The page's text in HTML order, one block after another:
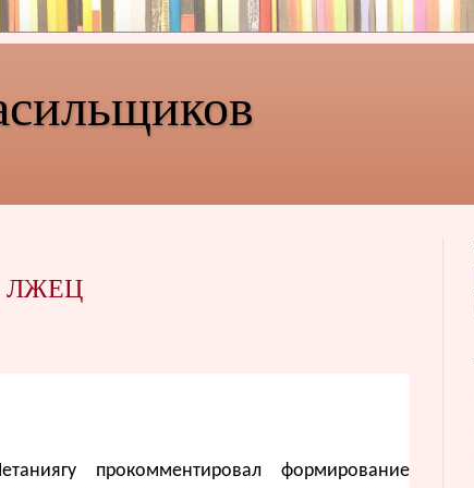
ЛЖЕЦ
прокомментировал формирование